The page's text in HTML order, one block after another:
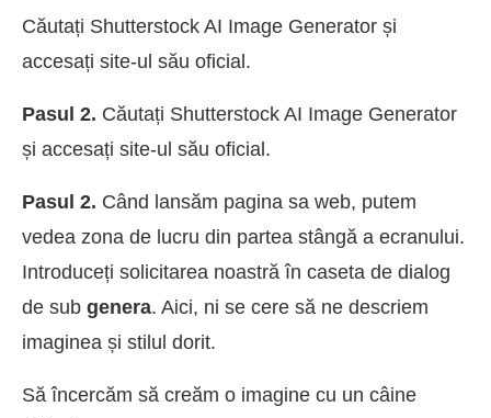
Căutați Shutterstock AI Image Generator și
accesați site-ul său oficial.
Pasul 2. Căutați Shutterstock AI Image Generator
și accesați site-ul său oficial.
Pasul 2. Când lansăm pagina sa web, putem
vedea zona de lucru din partea stângă a ecranului.
Introduceți solicitarea noastră în caseta de dialog
de sub genera. Aici, ni se cere să ne descriem
imaginea și stilul dorit.
Să încercăm să creăm o imagine cu un câine